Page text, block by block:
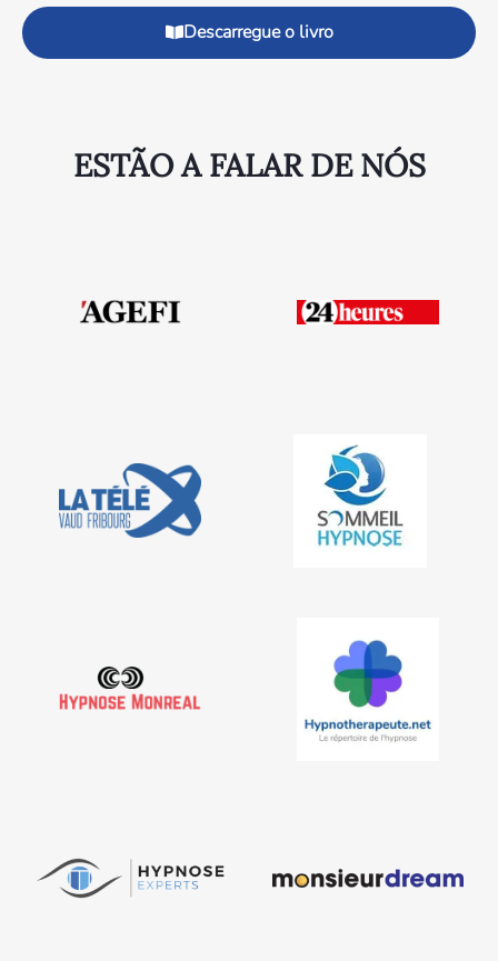
Descarregue o livro
ESTÃO A FALAR DE NÓS